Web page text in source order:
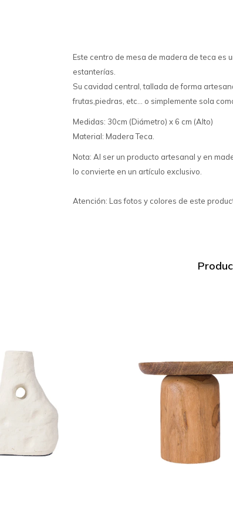
Este centro de mesa de madera de teca es
estanterías.
Su cavidad central, tallada de forma
frutas,piedras, etc... o simplemente sola
Medidas: 30cm (Diámetro) x 6 cm (Alto)
Material: Madera Teca.
Nota: Al ser un producto artesanal y en
lo convierte en un artículo exclusivo.
Atención: Las fotos y colores de este